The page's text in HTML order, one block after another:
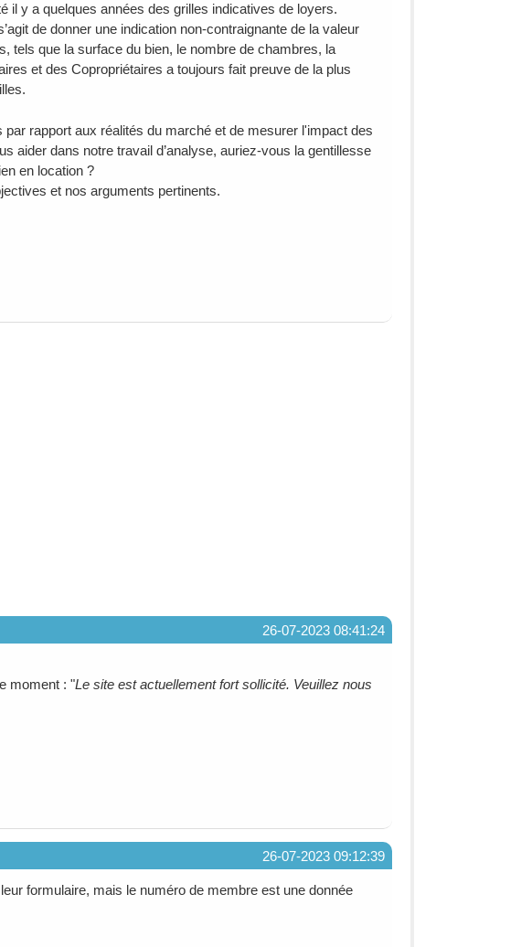
il y a quelques années des grilles indicatives de loyers.
de donner une indication non-contraignante de la valeur
tels que la surface du bien, le nombre de chambres, la
et des Copropriétaires a toujours fait preuve de la plus
rapport aux réalités du marché et de mesurer l'impact des
aider dans notre travail d’analyse, auriez-vous la gentillesse
en location ?
et nos arguments pertinents.
26-07-2023 08:41:24
moment : "Le site est actuellement fort sollicité. Veuillez nous
26-07-2023 09:12:39
formulaire, mais le numéro de membre est une donnée